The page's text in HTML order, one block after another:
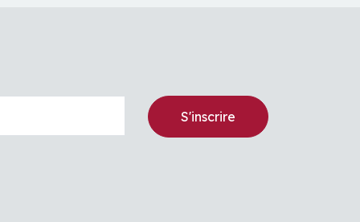
S'inscrire